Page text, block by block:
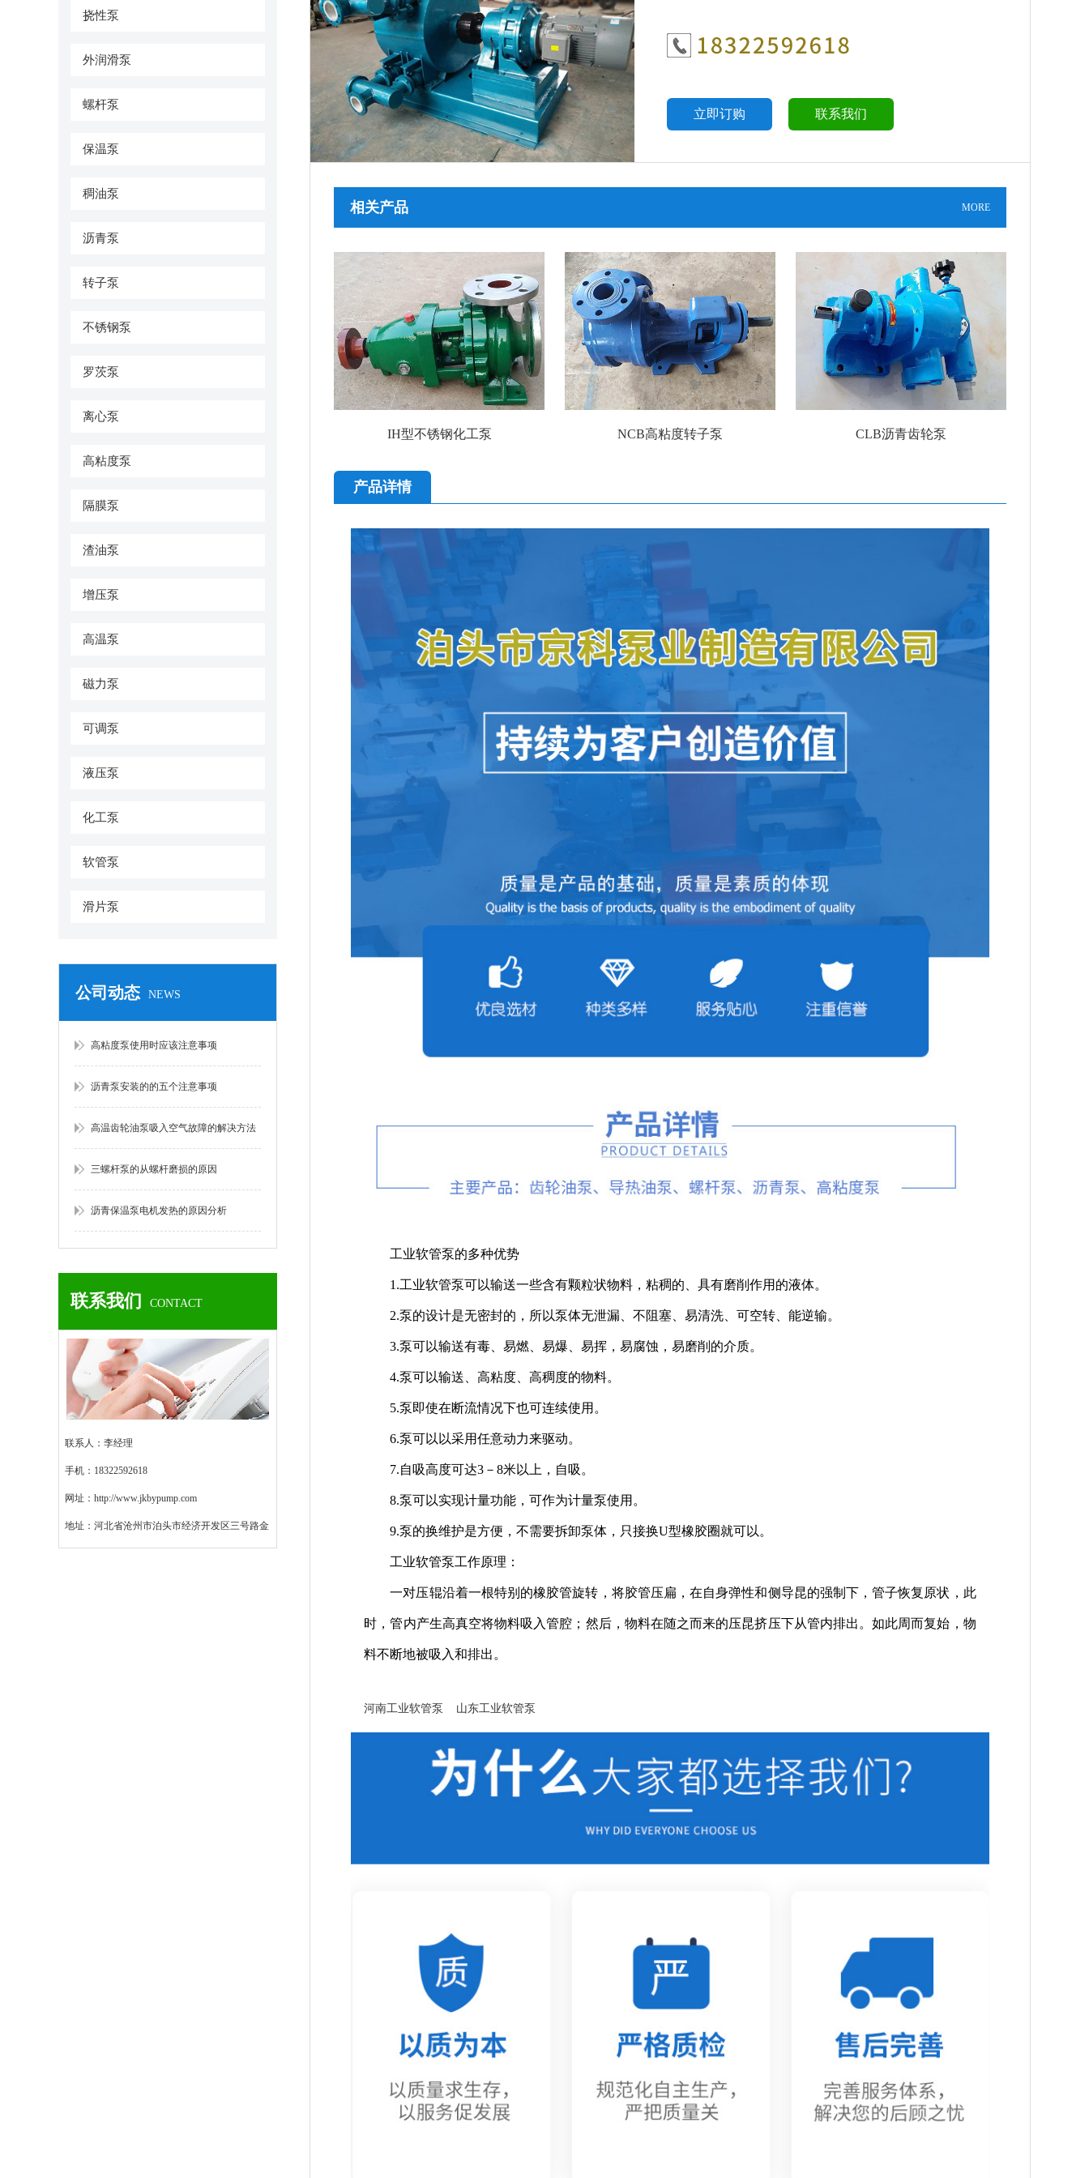
挠性泵
外润滑泵
螺杆泵
保温泵
稠油泵
沥青泵
转子泵
不锈钢泵
罗茨泵
离心泵
高粘度泵
隔膜泵
渣油泵
增压泵
高温泵
磁力泵
可调泵
液压泵
化工泵
软管泵
滑片泵
公司动态 NEWS
高粘度泵使用时应该注意事项
沥青泵安装的的五个注意事项
高温齿轮油泵吸入空气故障的解决方法
三螺杆泵的从螺杆磨损的原因
沥青保温泵电机发热的原因分析
联系我们 CONTACT
联系人：李经理
手机：18322592618
网址：http://www.jkbypump.com
地址：河北省沧州市泊头市经济开发区三号路金
立即订购 联系我们
相关产品 MORE
IH型不锈钢化工泵 NCB高粘度转子泵 CLB沥青齿轮泵
产品详情
工业软管泵的多种优势
1.工业软管泵可以输送一些含有颗粒状物料，粘稠的、具有磨削作用的液体。
2.泵的设计是无密封的，所以泵体无泄漏、不阻塞、易清洗、可空转、能逆输。
3.泵可以输送有毒、易燃、易爆、易挥，易腐蚀，易磨削的介质。
4.泵可以输送、高粘度、高稠度的物料。
5.泵即使在断流情况下也可连续使用。
6.泵可以以采用任意动力来驱动。
7.自吸高度可达3－8米以上，自吸。
8.泵可以实现计量功能，可作为计量泵使用。
9.泵的换维护是方便，不需要拆卸泵体，只接换U型橡胶圈就可以。
工业软管泵工作原理：
一对压辊沿着一根特别的橡胶管旋转，将胶管压扁，在自身弹性和侧导昆的强制下，管子恢复原状，此
时，管内产生高真空将物料吸入管腔；然后，物料在随之而来的压昆挤压下从管内排出。如此周而复始，物
料不断地被吸入和排出。
河南工业软管泵 山东工业软管泵